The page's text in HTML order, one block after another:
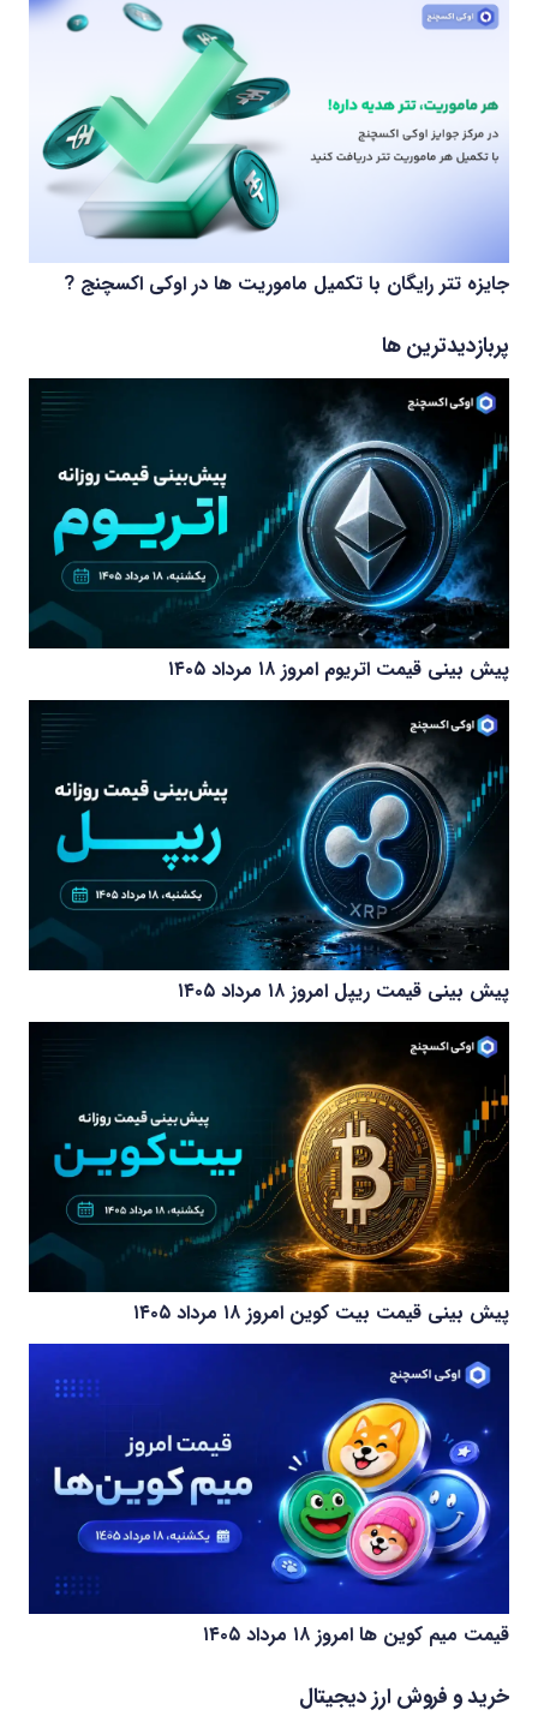
جایزه تتر رایگان با تکمیل ماموریت ها در اوکی اکسچنج ?
پربازدیدترین ها
پیش بینی قیمت اتریوم امروز ۱۸ مرداد ۱۴۰۵
پیش بینی قیمت ریپل امروز ۱۸ مرداد ۱۴۰۵
پیش بینی قیمت بیت کوین امروز ۱۸ مرداد ۱۴۰۵
قیمت میم کوین‌ ها امروز ۱۸ مرداد ۱۴۰۵
خرید و فروش ارز دیجیتال